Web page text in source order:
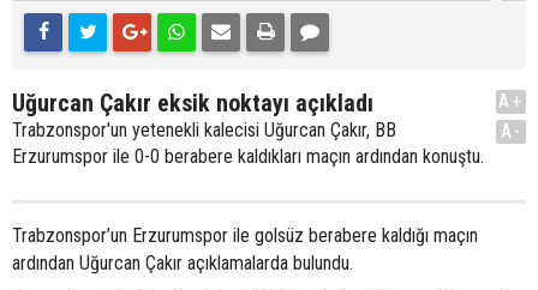
Uğurcan Çakır eksik noktayı açıkladı
Trabzonspor'un yetenekli kalecisi Uğurcan Çakır, BB
Erzurumspor ile 0-0 berabere kaldıkları maçın ardından konuştu.
A+
A-
Trabzonspor’un Erzurumspor ile golsüz berabere kaldığı maçın
ardından Uğurcan Çakır açıklamalarda bulundu.